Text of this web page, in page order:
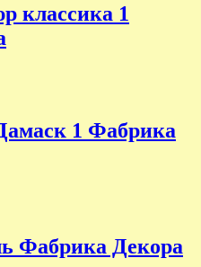
классика 1
1 Фабрика
Фабрика Декора